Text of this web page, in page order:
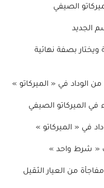
الصيفي
الجديد
ويختار بصفة نهائية
الوداد في « الميركاتو »
الميركاتو الصيفي
في « الميركاتو »
« شرط واحد »
من العيار الثقيل